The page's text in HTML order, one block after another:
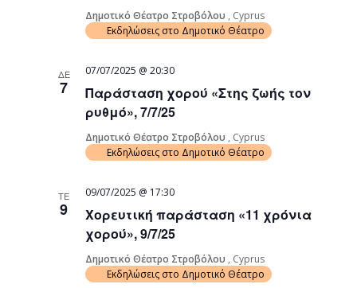
Δημοτικό Θέατρο Στροβόλου , Cyprus
Εκδηλώσεις στο Δημοτικό Θέατρο
ΔΕ
7
Παράσταση χορού «Στης ζωής τον
ρυθμό», 7/7/25
07/07/2025 @ 20:30
Δημοτικό Θέατρο Στροβόλου , Cyprus
Εκδηλώσεις στο Δημοτικό Θέατρο
ΤΕ
9
Χορευτική παράσταση «11 χρόνια
χορού», 9/7/25
09/07/2025 @ 17:30
Δημοτικό Θέατρο Στροβόλου , Cyprus
Εκδηλώσεις στο Δημοτικό Θέατρο